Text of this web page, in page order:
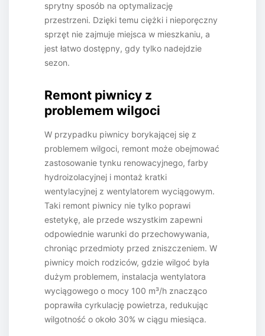
sprytny sposób na optymalizację
przestrzeni. Dzięki temu ciężki i nieporęczny
sprzęt nie zajmuje miejsca w mieszkaniu, a
jest łatwo dostępny, gdy tylko nadejdzie
sezon.
Remont piwnicy z
problemem wilgoci
W przypadku piwnicy borykającej się z
problemem wilgoci, remont może obejmować
zastosowanie tynku renowacyjnego, farby
hydroizolacyjnej i montaż kratki
wentylacyjnej z wentylatorem wyciągowym.
Taki remont piwnicy nie tylko poprawi
estetykę, ale przede wszystkim zapewni
odpowiednie warunki do przechowywania,
chroniąc przedmioty przed zniszczeniem. W
piwnicy moich rodziców, gdzie wilgoć była
dużym problemem, instalacja wentylatora
wyciągowego o mocy 100 m³/h znacząco
poprawiła cyrkulację powietrza, redukując
wilgotność o około 30% w ciągu miesiąca.